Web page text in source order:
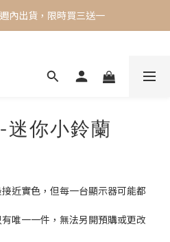
內出貨，限時買三送一
內出貨，限時買三送一
週內出貨，限時買三送一
你小鈴蘭
近實色，但每一台顯示器可能都
唯一一件，無法另開預購或更改